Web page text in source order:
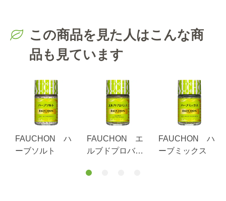
この商品を見た人はこんな商
品も見ています
FAUCHON ハ
ーブソルト
FAUCHON エ
ルブドプロバン
FAUCHON ハ
ーブミックス